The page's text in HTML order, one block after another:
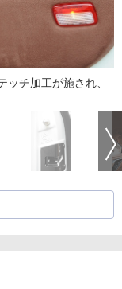
ッチ加工が施され、